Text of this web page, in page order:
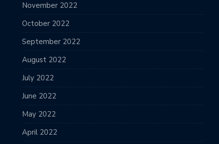
November 2022
October 2022
September 2022
August 2022
July 2022
June 2022
May 2022
April 2022